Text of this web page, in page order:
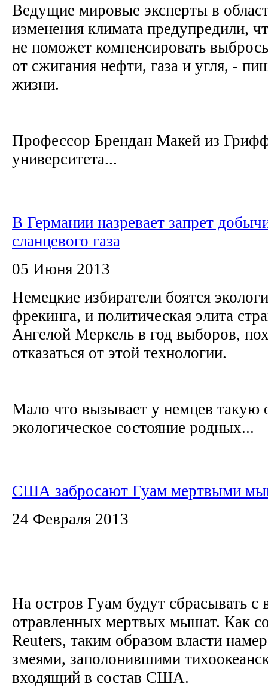
Ведущие мировые эксперты в
изменения климата предупредили,
не поможет компенсировать
от сжигания нефти, газа и угля, -
жизни.
Профессор Брендан Макей из
университета...
В Германии назревает запрет
сланцевого газа
05 Июня 2013
Немецкие избиратели боятся
фрекинга, и политическая элита
Ангелой Меркель в год выборов,
отказаться от этой технологии.
Мало что вызывает у немцев такую
экологическое состояние родных...
США забросают Гуам мертвыми
24 Февраля 2013
На остров Гуам будут сбрасывать с
отравленных мертвых мышат. Как
Reuters, таким образом власти
змеями, заполонившими
входящий в состав США.